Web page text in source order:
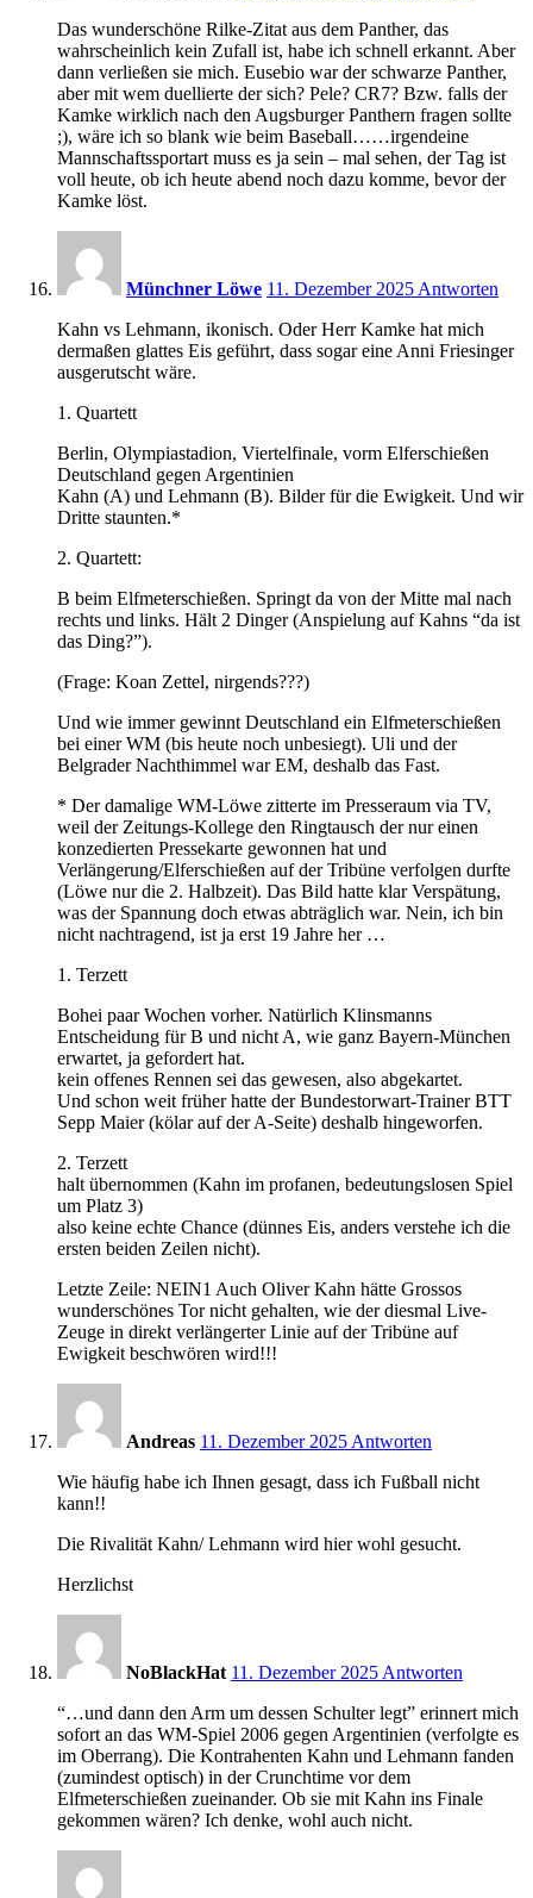
Das wunderschöne Rilke-Zitat aus dem Panther, das
wahrscheinlich kein Zufall ist, habe ich schnell erkannt. Aber
dann verließen sie mich. Eusebio war der schwarze Panther,
aber mit wem duellierte der sich? Pele? CR7? Bzw. falls der
Kamke wirklich nach den Augsburger Panthern fragen sollte
;), wäre ich so blank wie beim Baseball……irgendeine
Mannschaftssportart muss es ja sein – mal sehen, der Tag ist
voll heute, ob ich heute abend noch dazu komme, bevor der
Kamke löst.
Münchner Löwe 11. Dezember 2025 Antworten
Kahn vs Lehmann, ikonisch. Oder Herr Kamke hat mich
dermaßen glattes Eis geführt, dass sogar eine Anni Friesinger
ausgerutscht wäre.
1. Quartett
Berlin, Olympiastadion, Viertelfinale, vorm Elferschießen
Deutschland gegen Argentinien
Kahn (A) und Lehmann (B). Bilder für die Ewigkeit. Und wir
Dritte staunten.*
2. Quartett:
B beim Elfmeterschießen. Springt da von der Mitte mal nach
rechts und links. Hält 2 Dinger (Anspielung auf Kahns “da ist
das Ding?”).
(Frage: Koan Zettel, nirgends???)
Und wie immer gewinnt Deutschland ein Elfmeterschießen
bei einer WM (bis heute noch unbesiegt). Uli und der
Belgrader Nachthimmel war EM, deshalb das Fast.
* Der damalige WM-Löwe zitterte im Presseraum via TV,
weil der Zeitungs-Kollege den Ringtausch der nur einen
konzedierten Pressekarte gewonnen hat und
Verlängerung/Elferschießen auf der Tribüne verfolgen durfte
(Löwe nur die 2. Halbzeit). Das Bild hatte klar Verspätung,
was der Spannung doch etwas abträglich war. Nein, ich bin
nicht nachtragend, ist ja erst 19 Jahre her …
1. Terzett
Bohei paar Wochen vorher. Natürlich Klinsmanns
Entscheidung für B und nicht A, wie ganz Bayern-München
erwartet, ja gefordert hat.
kein offenes Rennen sei das gewesen, also abgekartet.
Und schon weit früher hatte der Bundestorwart-Trainer BTT
Sepp Maier (kölar auf der A-Seite) deshalb hingeworfen.
2. Terzett
halt übernommen (Kahn im profanen, bedeutungslosen Spiel
um Platz 3)
also keine echte Chance (dünnes Eis, anders verstehe ich die
ersten beiden Zeilen nicht).
Letzte Zeile: NEIN1 Auch Oliver Kahn hätte Grossos
wunderschönes Tor nicht gehalten, wie der diesmal Live-
Zeuge in direkt verlängerter Linie auf der Tribüne auf
Ewigkeit beschwören wird!!!
Andreas 11. Dezember 2025 Antworten
Wie häufig habe ich Ihnen gesagt, dass ich Fußball nicht
kann!!
Die Rivalität Kahn/ Lehmann wird hier wohl gesucht.
Herzlichst
NoBlackHat 11. Dezember 2025 Antworten
“…und dann den Arm um dessen Schulter legt” erinnert mich
sofort an das WM-Spiel 2006 gegen Argentinien (verfolgte es
im Oberrang). Die Kontrahenten Kahn und Lehmann fanden
(zumindest optisch) in der Crunchtime vor dem
Elfmeterschießen zueinander. Ob sie mit Kahn ins Finale
gekommen wären? Ich denke, wohl auch nicht.